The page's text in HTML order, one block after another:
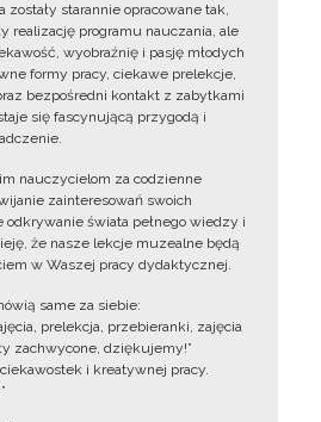
zostały starannie opracowane tak,
realizację programu nauczania, ale
wyobraźnię i pasję młodych
formy pracy, ciekawe prelekcje,
bezpośredni kontakt z zabytkami
się fascynującą przygodą i
nauczycielom za codzienne
zainteresowań swoich
odkrywanie świata pełnego wiedzy i
że nasze lekcje muzealne będą
w Waszej pracy dydaktycznej.
same za siebie:
prelekcja, przebieranki, zajęcia
zachwycone, dziękujemy!”
ciekawostek i kreatywnej pracy.